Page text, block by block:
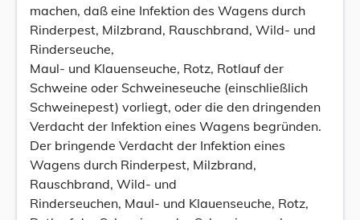
machen, daß eine Infektion des Wagens durch
Rinderpest, Milzbrand, Rauschbrand, Wild- und
Rinderseuche,
Maul- und Klauenseuche, Rotz, Rotlauf der
Schweine oder Schweineseuche (einschließlich
Schweinepest) vorliegt, oder die den dringenden
Verdacht der Infektion eines Wagens begründen.
Der bringende Verdacht der Infektion eines
Wagens durch Rinderpest, Milzbrand,
Rauschbrand, Wild- und
Rinderseuchen, Maul- und Klauenseuche, Rotz,